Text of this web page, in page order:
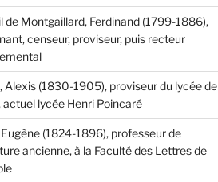
de Montgaillard, Ferdinand (1799-1886),
censeur, proviseur, puis recteur
Alexis (1830-1905), proviseur du lycée de
actuel lycée Henri Poincaré
Eugène (1824-1896), professeur de
ancienne, à la Faculté des Lettres de